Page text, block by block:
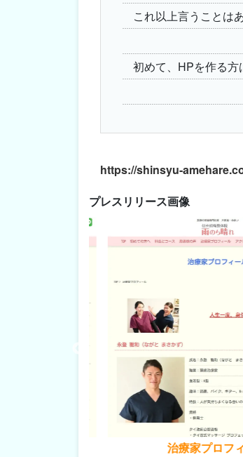
これ以上言うことは
初めて、HPを作る方
https://shinsyu-
プレスリリース画像
ト